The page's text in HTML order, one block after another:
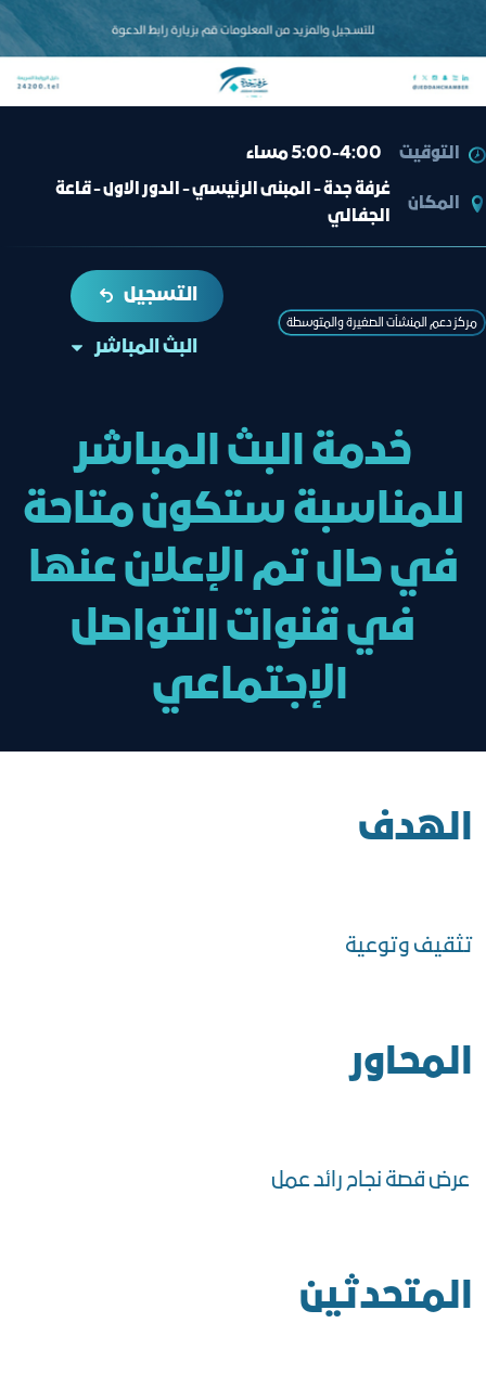
التوقيت 5:00-4:00 مساء
المكان
غرفة جدة - المبنى الرئيسي - الدور الاول - قاعة
الجفالي
مركز دعم المنشآت الصغيرة والمتوسطة
التسجيل
البث المباشر
خدمة البث المباشر
للمناسبة ستكون متاحة
في حال تم الإعلان عنها
في قنوات التواصل
الإجتماعي
الهدف
تثقيف وتوعية
المحاور
عرض قصة نجاح رائد عمل
المتحدثين